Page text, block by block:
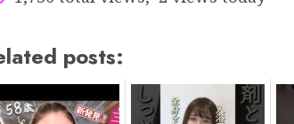
posts: